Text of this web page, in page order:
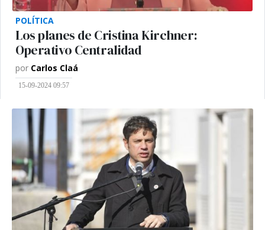
POLÍTICA
Los planes de Cristina Kirchner:
Operativo Centralidad
por Carlos Claá
15-09-2024 09:57